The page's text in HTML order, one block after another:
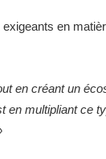
en
en créant un
en multipliant ce